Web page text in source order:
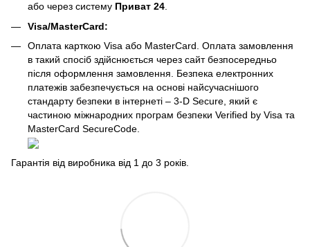
або через систему Приват 24.
Visa/MasterCard:
Оплата карткою Visa або MasterCard. Оплата замовлення
в такий спосіб здійснюється через сайт безпосередньо
після оформлення замовлення. Безпека електронних
платежів забезпечується на основі найсучаснішого
стандарту безпеки в інтернеті – 3-D Secure, який є
частиною міжнародних програм безпеки Verified by Visa та
MasterCard SecureCode.
Гарантія від виробника від 1 до 3 років.